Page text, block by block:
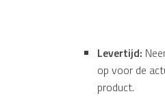
Levertijd:
op voor de
product.